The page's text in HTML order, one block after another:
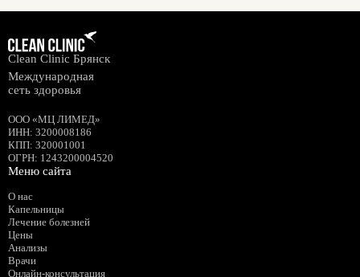
Clean Clinic Брянск
Международная
сеть здоровья
ООО «МЦ ЛИМЕД»
ИНН: 3200008186
КПП: 320001001
ОГРН: 1243200004520
Меню сайта
О нас
Капельницы
Лечение болезней
Цены
Анализы
Врачи
Онлайн-консультация